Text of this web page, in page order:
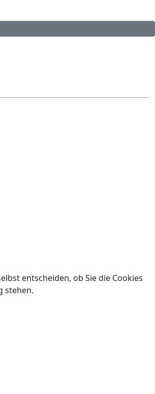
entscheiden, ob Sie die Cookies
stehen.